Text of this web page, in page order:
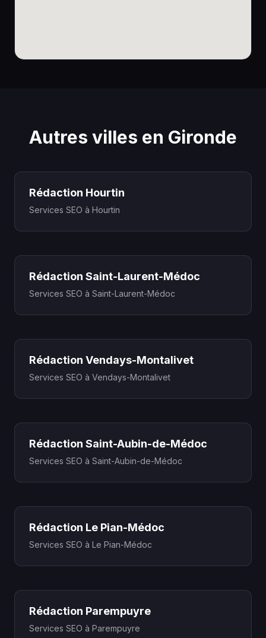
Autres villes en Gironde
Rédaction Hourtin
Services SEO à Hourtin
Rédaction Saint-Laurent-Médoc
Services SEO à Saint-Laurent-Médoc
Rédaction Vendays-Montalivet
Services SEO à Vendays-Montalivet
Rédaction Saint-Aubin-de-Médoc
Services SEO à Saint-Aubin-de-Médoc
Rédaction Le Pian-Médoc
Services SEO à Le Pian-Médoc
Rédaction Parempuyre
Services SEO à Parempuyre